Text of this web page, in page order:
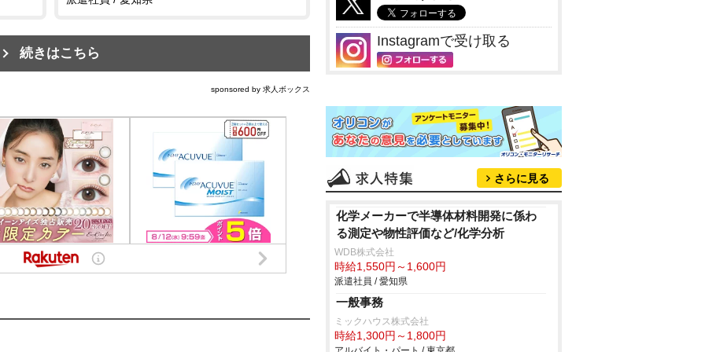
続きはこちら
sponsored by 求人ボックス
Instagramで受け取る
さらに見る
化学メーカーで半導体材料開発に係わ
る測定や物性評価など/化学分析
WDB株式会社
時給1,550円～1,600円
派遣社員 / 愛知県
一般事務
ミックハウス株式会社
時給1,300円～1,800円